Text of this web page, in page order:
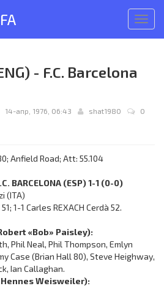
меню
- F.C. Barcelona
14-апр, 1976, 06:43 shat1980
0
Anfield Road; Att: 55.104
BARCELONA (ESP) 1-1 (0-0)
(ITA)
1-1 Carles REXACH Cerdà 52.
«Bob» Paisley):
Phil Neal, Phil Thompson, Emlyn
Case (Brian Hall 80), Steve Heighway,
Ian Callaghan.
Hennes Weisweiler):